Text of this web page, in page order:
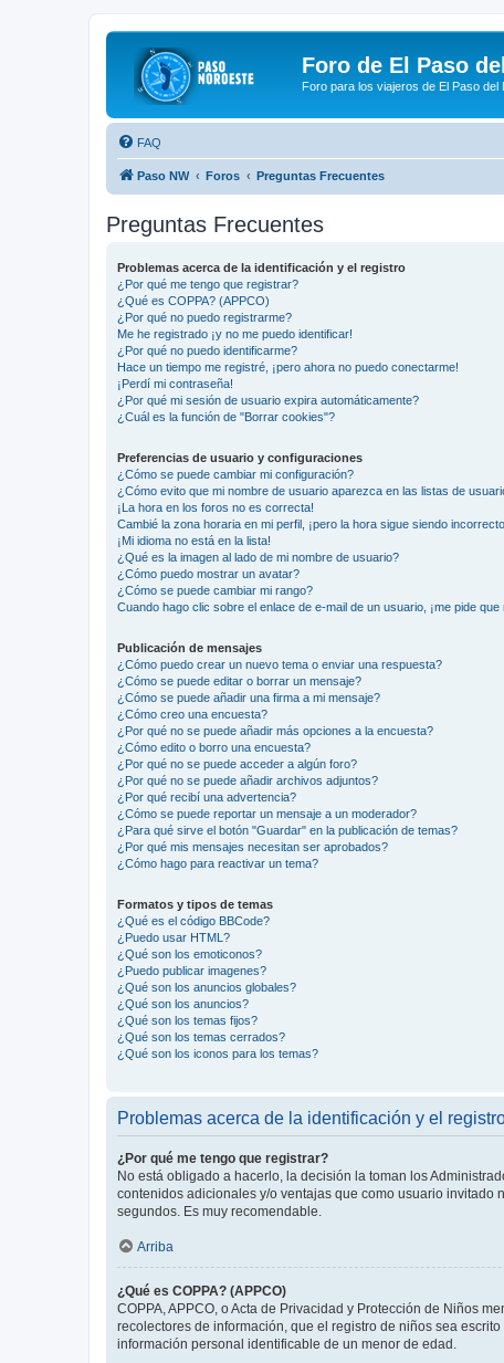
Foro de El Paso
Foro para los viajeros de El Paso del
FAQ
Paso NW Foros Preguntas Frecuentes
Preguntas Frecuentes
Problemas acerca de la identificación y el registro
¿Por qué me tengo que registrar?
¿Qué es COPPA? (APPCO)
¿Por qué no puedo registrarme?
Me he registrado ¡y no me puedo identificar!
¿Por qué no puedo identificarme?
Hace un tiempo me registré, ¡pero ahora no puedo conectarme!
¡Perdí mi contraseña!
¿Por qué mi sesión de usuario expira automáticamente?
¿Cuál es la función de "Borrar cookies"?
Preferencias de usuario y configuraciones
¿Cómo se puede cambiar mi configuración?
¿Cómo evito que mi nombre de usuario aparezca en las listas de
¡La hora en los foros no es correcta!
Cambié la zona horaria en mi perfil, ¡pero la hora sigue siendo
¡Mi idioma no está en la lista!
¿Qué es la imagen al lado de mi nombre de usuario?
¿Cómo puedo mostrar un avatar?
¿Cómo se puede cambiar mi rango?
Cuando hago clic sobre el enlace de e-mail de un usuario, ¡me pide que
Publicación de mensajes
¿Cómo puedo crear un nuevo tema o enviar una respuesta?
¿Cómo se puede editar o borrar un mensaje?
¿Cómo se puede añadir una firma a mi mensaje?
¿Cómo creo una encuesta?
¿Por qué no se puede añadir más opciones a la encuesta?
¿Cómo edito o borro una encuesta?
¿Por qué no se puede acceder a algún foro?
¿Por qué no se puede añadir archivos adjuntos?
¿Por qué recibí una advertencia?
¿Cómo se puede reportar un mensaje a un moderador?
¿Para qué sirve el botón "Guardar" en la publicación de temas?
¿Por qué mis mensajes necesitan ser aprobados?
¿Cómo hago para reactivar un tema?
Formatos y tipos de temas
¿Qué es el código BBCode?
¿Puedo usar HTML?
¿Qué son los emoticonos?
¿Puedo publicar imagenes?
¿Qué son los anuncios globales?
¿Qué son los anuncios?
¿Qué son los temas fijos?
¿Qué son los temas cerrados?
¿Qué son los iconos para los temas?
Problemas acerca de la identificación y el
¿Por qué me tengo que registrar?
No está obligado a hacerlo, la decisión la toman los
contenidos adicionales y/o ventajas que como usuario invitado
segundos. Es muy recomendable.
Arriba
¿Qué es COPPA? (APPCO)
COPPA, APPCO, o Acta de Privacidad y Protección de Niños
recolectores de información, que el registro de niños sea
información personal identificable de un menor de edad.